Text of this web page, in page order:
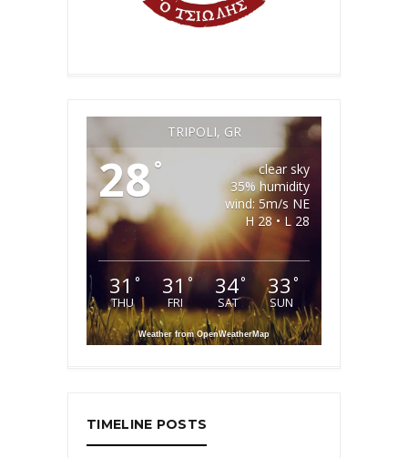
TRIPOLI, GR
28°
clear sky
35% humidity
wind: 5m/s NE
H 28 • L 28
31 °
THU
31°
FRI
34°
SAT
33 °
SUN
Weather from OpenWeatherMap
TIMELINE POSTS